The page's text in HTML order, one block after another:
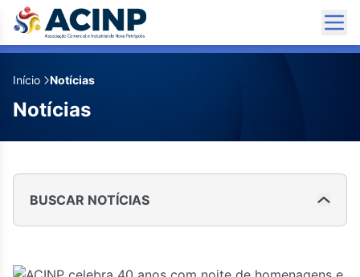
Início Notícias
Notícias
BUSCAR NOTÍCIAS